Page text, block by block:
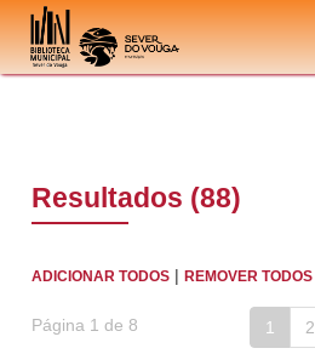
Ir para o conteúdo
Resultados (88)
ADICIONAR TODOS |REMOVER TODOS
Página 1 de 8 1 2